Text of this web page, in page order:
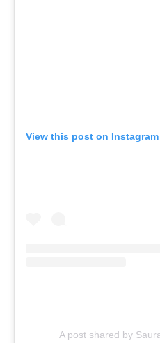
View this post on Instagram
A post shared by